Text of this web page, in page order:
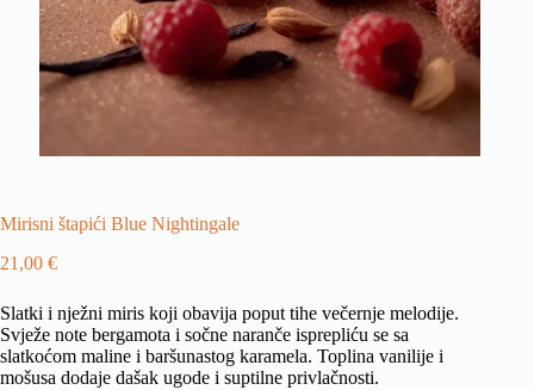
Mirisni štapići Blue Nightingale
21,00 €
Slatki i nježni miris koji obavija poput tihe večernje melodije.
Svježe note bergamota i sočne naranče isprepliću se sa
slatkoćom maline i baršunastog karamela. Toplina vanilije i
mošusa dodaje dašak ugode i suptilne privlačnosti.